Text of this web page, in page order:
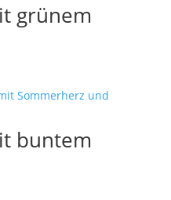
grünem
buntem